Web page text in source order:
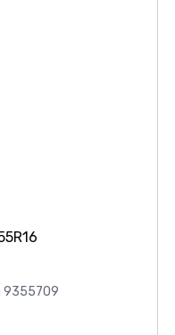
9355709